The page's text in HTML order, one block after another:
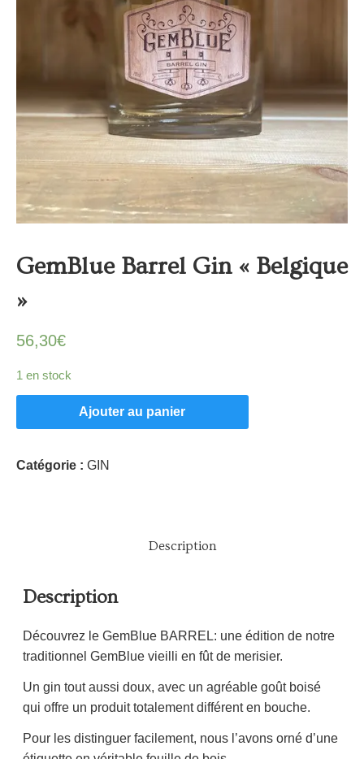
GemBlue Barrel Gin « Belgique
»
56,30€
1 en stock
Ajouter au panier
Catégorie : GIN
Description
Description
Découvrez le GemBlue BARREL: une édition de notre
traditionnel GemBlue vieilli en fût de merisier.
Un gin tout aussi doux, avec un agréable goût boisé
qui offre un produit totalement différent en bouche.
Pour les distinguer facilement, nous l’avons orné d’une